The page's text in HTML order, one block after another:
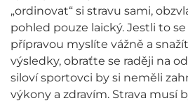
„ordinovat“ si stravu sami,
pohled pouze laický. Jestli to
přípravou myslíte vážně a
výsledky, obraťte se raději na
siloví sportovci by si neměli
výkony a zdravím. Strava musí